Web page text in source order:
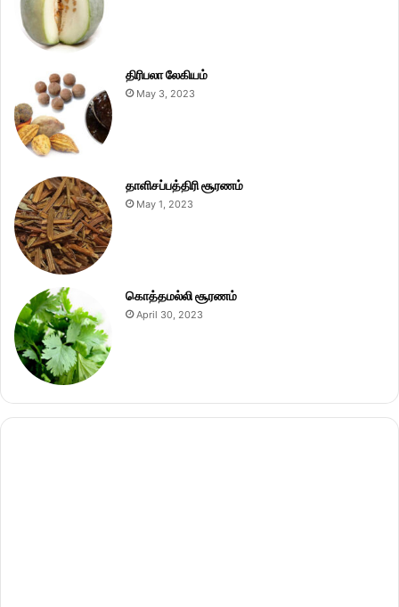
திரிபலா லேகியம்
May 3, 2023
தாளிசப்பத்திரி சூரணம்
May 1, 2023
கொத்தமல்லி சூரணம்
April 30, 2023